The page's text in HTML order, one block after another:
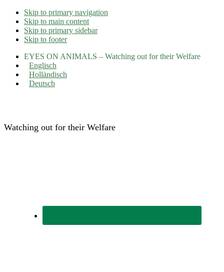
Skip to primary navigation
Skip to main content
Skip to primary sidebar
Skip to footer
EYES ON ANIMALS – Watching out for their Welfare
Englisch
Holländisch
Deutsch
Watching out for their Welfare